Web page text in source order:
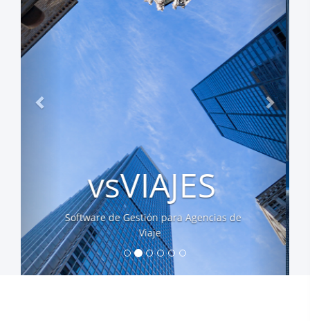
WINBROK
Software de Gestión para Corredores y
Mediadores de Seguros